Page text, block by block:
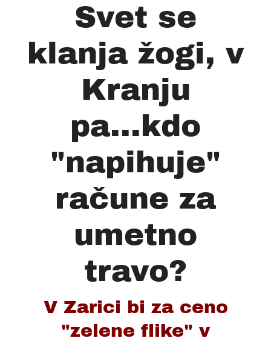
Svet se
klanja žogi, v
Kranju
pa...kdo
"napihuje"
račune za
umetno
travo?
V Zarici bi za ceno
"zelene flike" v